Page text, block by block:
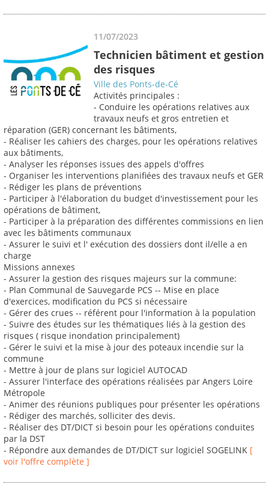
11/07/2023
Technicien bâtiment et gestion
des risques
Ville des Ponts-de-Cé
Activités principales :
- Conduire les opérations relatives aux
travaux neufs et gros entretien et
réparation (GER) concernant les bâtiments,
- Réaliser les cahiers des charges, pour les opérations relatives
aux bâtiments,
- Analyser les réponses issues des appels d'offres
- Organiser les interventions planifiées des travaux neufs et GER
- Rédiger les plans de préventions
- Participer à l'élaboration du budget d'investissement pour les
opérations de bâtiment,
- Participer à la préparation des différentes commissions en lien
avec les bâtiments communaux
- Assurer le suivi et l' exécution des dossiers dont il/elle a en
charge
Missions annexes
- Assurer la gestion des risques majeurs sur la commune:
- Plan Communal de Sauvegarde PCS -- Mise en place
d'exercices, modification du PCS si nécessaire
- Gérer des crues -- référent pour l'information à la population
- Suivre des études sur les thématiques liés à la gestion des
risques ( risque inondation principalement)
- Gérer le suivi et la mise à jour des poteaux incendie sur la
commune
- Mettre à jour de plans sur logiciel AUTOCAD
- Assurer l'interface des opérations réalisées par Angers Loire
Métropole
- Animer des réunions publiques pour présenter les opérations
- Rédiger des marchés, solliciter des devis.
- Réaliser des DT/DICT si besoin pour les opérations conduites
par la DST
- Répondre aux demandes de DT/DICT sur logiciel SOGELINK [
voir l'offre complète ]